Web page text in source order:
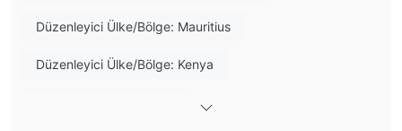
FXTM güçlü bir düzenleyici çerçeve altında faaliyet
göstermektedir ve farklı yargı bölgelerinde düzenlenmiş çeşitli
Düzenleyici Ülke/Bölge: Mauritius
Düzenleyici Ülke/Bölge: Kenya